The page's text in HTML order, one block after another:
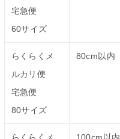
宅急便
60サイズ
らくらくメ
ルカリ便
宅急便
80サイズ
80cm以内